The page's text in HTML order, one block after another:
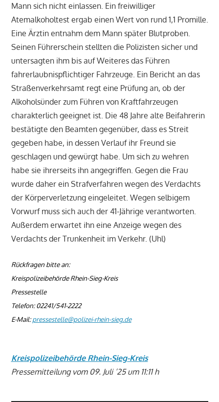
Mann sich nicht einlassen. Ein freiwilliger
Atemalkoholtest ergab einen Wert von rund 1,1 Promille.
Eine Ärztin entnahm dem Mann später Blutproben.
Seinen Führerschein stellten die Polizisten sicher und
untersagten ihm bis auf Weiteres das Führen
fahrerlaubnispflichtiger Fahrzeuge. Ein Bericht an das
Straßenverkehrsamt regt eine Prüfung an, ob der
Alkoholsünder zum Führen von Kraftfahrzeugen
charakterlich geeignet ist. Die 48 Jahre alte Beifahrerin
bestätigte den Beamten gegenüber, dass es Streit
gegeben habe, in dessen Verlauf ihr Freund sie
geschlagen und gewürgt habe. Um sich zu wehren
habe sie ihrerseits ihn angegriffen. Gegen die Frau
wurde daher ein Strafverfahren wegen des Verdachts
der Körperverletzung eingeleitet. Wegen selbigem
Vorwurf muss sich auch der 41-Jährige verantworten.
Außerdem erwartet ihn eine Anzeige wegen des
Verdachts der Trunkenheit im Verkehr. (Uhl)
Rückfragen bitte an:
Kreispolizeibehörde Rhein-Sieg-Kreis
Pressestelle
Telefon: 02241/541-2222
E-Mail:pressestelle@polizei-rhein-sieg.de
Kreispolizeibehörde Rhein-Sieg-Kreis
Pressemitteilung vom 09. Juli ’25 um 11:11 h